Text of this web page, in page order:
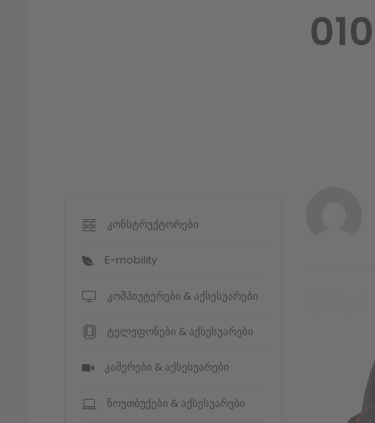
კონსტრუქტორები
E-mobility
კომპიუტერები & აქსესუარები
ტელეფონები & აქსესუარები
კამერები & აქსესუარები
ნოუთბუქები & აქსესუარები